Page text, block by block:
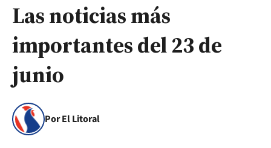
Las noticias más
importantes del 23 de
junio
Por El Litoral